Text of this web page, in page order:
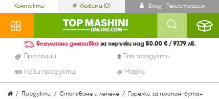
Контакти Любими (0) Вход | Регистрация
Промоции Топ продукти
Нови продукти Марки
Безплатна доставка за поръчки над 50.00 € / 97.79 лв.
Продукти Стопяване и лепене
Горелки за пропан-бутан